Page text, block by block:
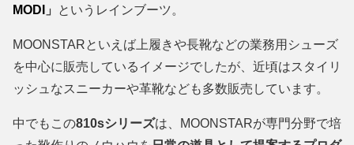
MODI
」 というレインブーツ。
MOONSTARといえば上履きや長靴などの業務用シューズ
を中心に販売しているイメージでしたが、近頃はスタイリ
ッシュなスニーカーや革靴なども多数販売しています。
中でもこの810sシリーズは、MOONSTARが専門分野で培